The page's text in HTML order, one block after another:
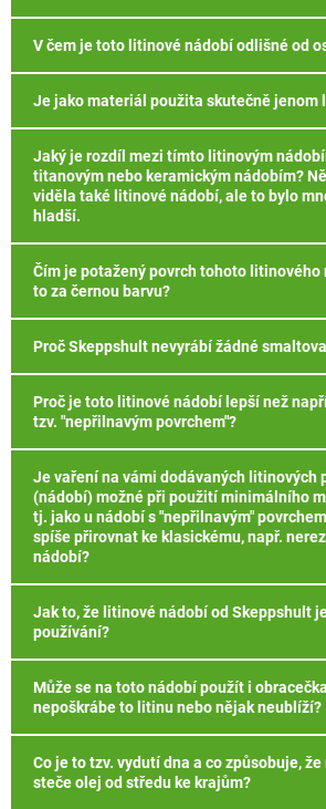
V čem je toto litinové nádobí odlišné od
Je jako materiál použita skutečně jenom
Jaký je rozdíl mezi tímto litinovým
titanovým nebo keramickým nádobím?
viděla také litinové nádobí, ale to bylo
hladší.
Čím je potažený povrch tohoto litinového
to za černou barvu?
Proč Skeppshult nevyrábí žádné
Proč je toto litinové nádobí lepší než
tzv. "nepřilnavým povrchem"?
Je vaření na vámi dodávaných litinových
(nádobí) možné při použití minimálního
tj. jako u nádobí s "nepřilnavým"
spíše přirovnat ke klasickému, např.
nádobí?
Jak to, že litinové nádobí od Skeppshult
používání?
Může se na toto nádobí použít i
nepoškrábe to litinu nebo nějak neublíží?
Co je to tzv. vydutí dna a co způsobuje, že
steče olej od středu ke krajům?